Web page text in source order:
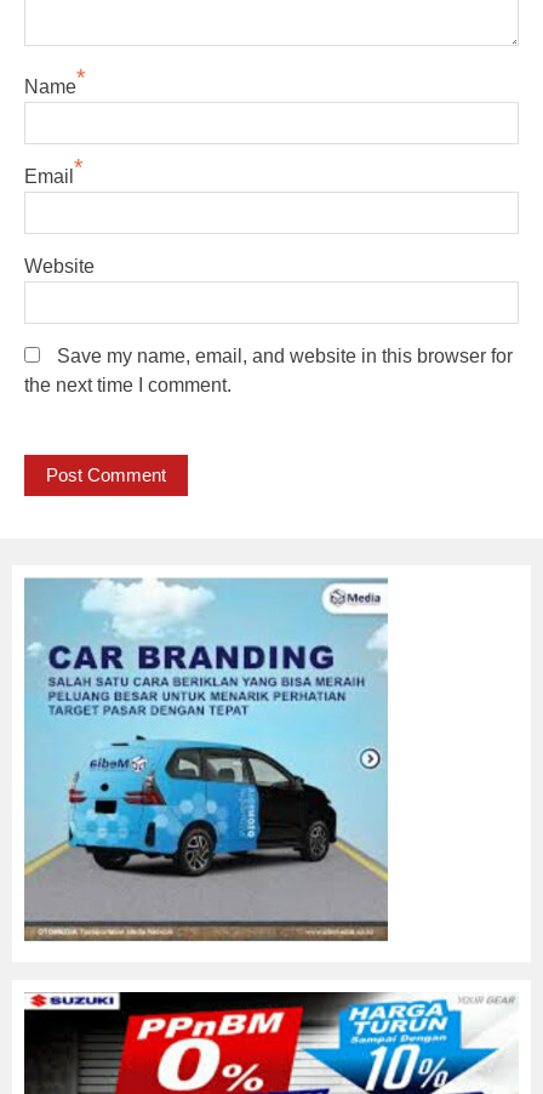
Name*
Email *
Website
Save my name, email, and website in this browser for
the next time I comment.